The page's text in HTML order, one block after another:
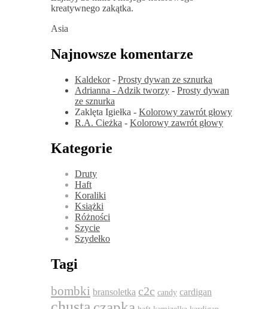
kreatywnego zakątka.
Asia
Najnowsze komentarze
Kaldekor- Prosty dywan ze sznurka
Adrianna - Adzik tworzy - Prosty dywan
ze sznurka
Zaklęta Igiełka - Kolorowy zawrót głowy
R.A. Cieżka - Kolorowy zawrót głowy
Kategorie
Druty
Haft
Koraliki
Książki
Różności
Szycie
Szydełko
Tagi
bombki bransoletka c2c candy cardigan